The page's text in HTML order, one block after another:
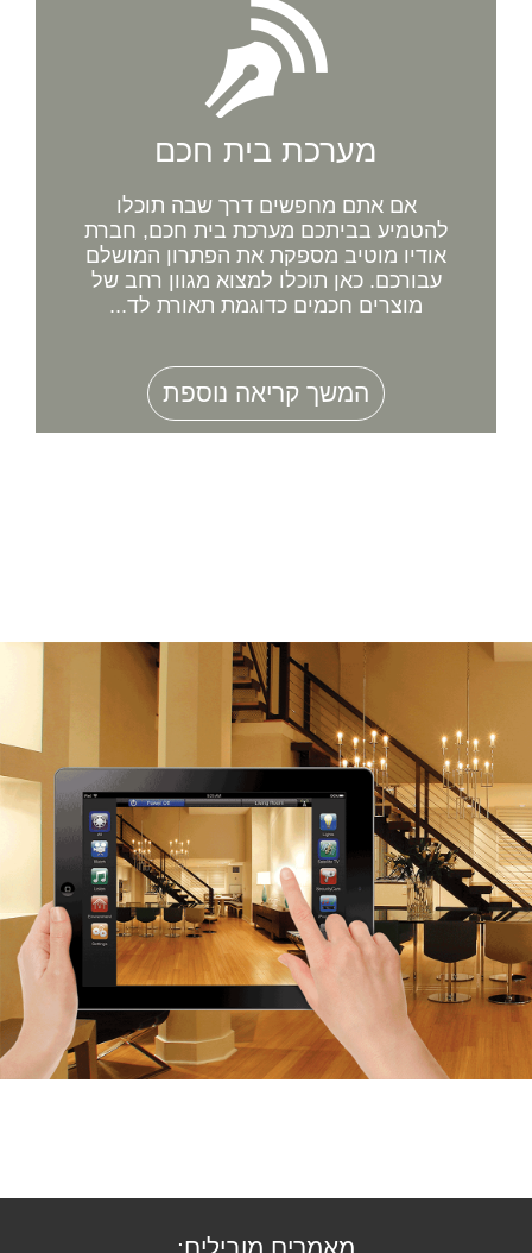
מערכת בית חכם
אם אתם מחפשים דרך שבה תוכלו
להטמיע בביתכם מערכת בית חכם, חברת
אודיו מוטיב מספקת את הפתרון המושלם
עבורכם. כאן תוכלו למצוא מגוון רחב של
מוצרים חכמים כדוגמת תאורת לד...
המשך קריאה נוספת